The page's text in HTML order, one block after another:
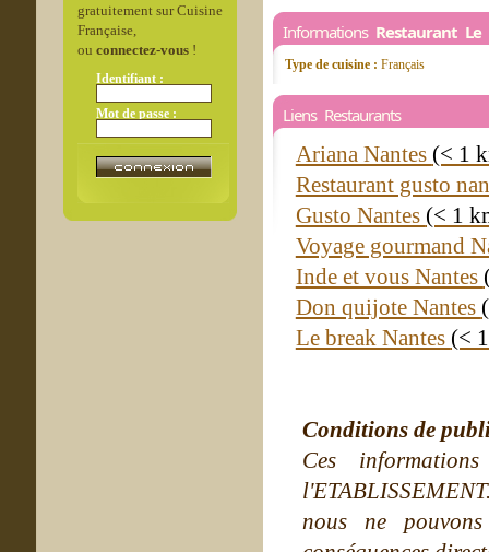
gratuitement sur Cuisine
Française,
ou connectez-vous!
Identifiant :
Mot de passe :
Informations Restaurant Le
Type de cuisine : Français
Liens Restaurants
Ariana Nantes (< 1
Restaurant gusto
Gusto Nantes (< 1
Voyage gourmand
Inde et vous Nantes
Don quijote Nantes
Le break Nantes (<
Conditions de
Ces
nous ne